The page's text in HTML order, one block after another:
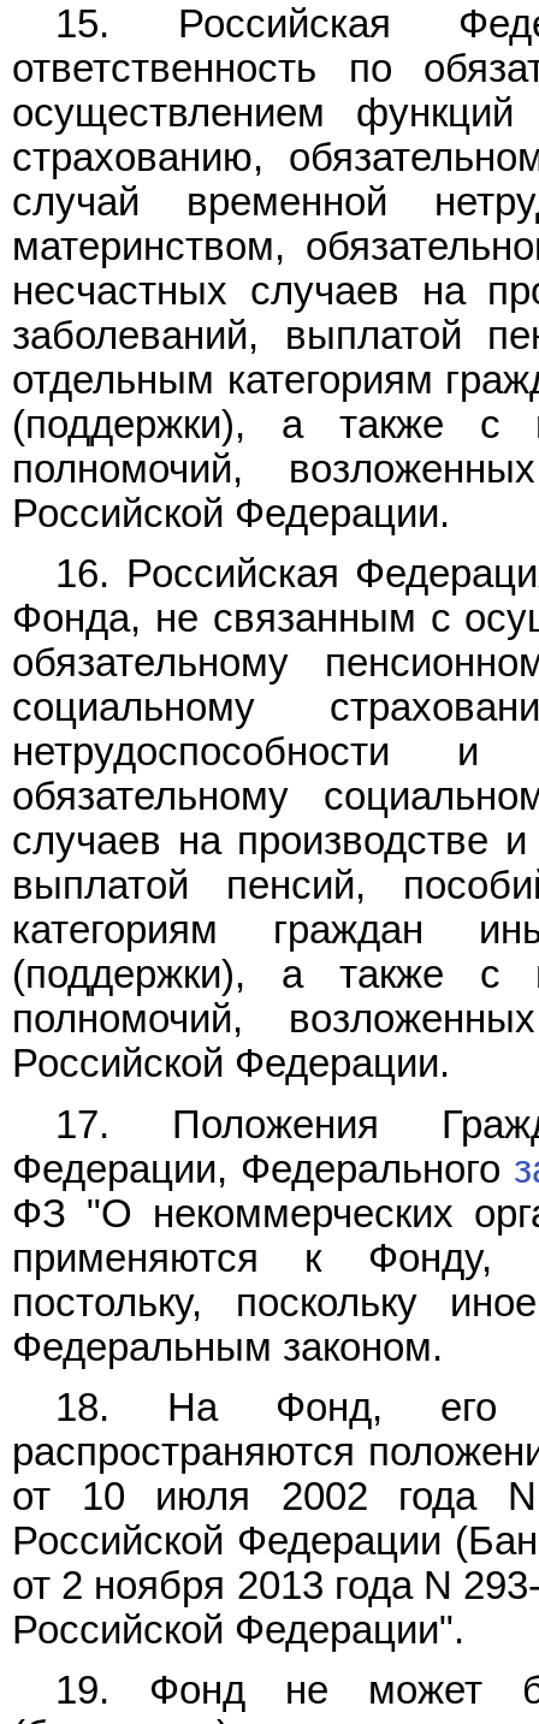
15. Российская
ответственность по
осуществлением
страхованию,
случай временной
материнством,
несчастных случаев на
заболеваний, выплатой
отдельным категориям
(поддержки), а также с
полномочий,
Российской Федерации.
16. Российская
Фонда, не связанным с
обязательному
социальному
обязательному
случаев на производстве
выплатой пенсий,
категориям граждан
(поддержки), а также с
полномочий,
Российской Федерации.
17. Положения
Федерации, Федерального
ФЗ "О некоммерческих
применяются к Фонду,
постольку, поскольку
Федеральным законом.
18. На Фонд, его
распространяются
от 10 июля 2002 года
Российской Федерации
от 2 ноября 2013 года N
Российской Федерации".
19. Фонд не может